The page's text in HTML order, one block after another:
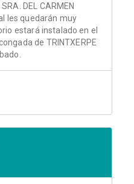
DEL CARMEN
les quedarán muy
estará instalado en el
de TRINTXERPE